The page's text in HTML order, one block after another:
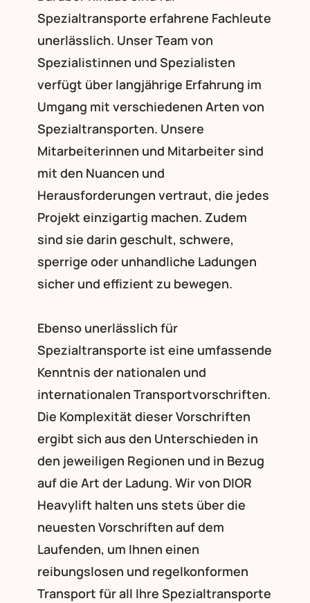
Spezialtransporte erfahrene Fachleute
unerlässlich. Unser Team von
Spezialistinnen und Spezialisten
verfügt über langjährige Erfahrung im
Umgang mit verschiedenen Arten von
Spezialtransporten. Unsere
Mitarbeiterinnen und Mitarbeiter sind
mit den Nuancen und
Herausforderungen vertraut, die jedes
Projekt einzigartig machen. Zudem
sind sie darin geschult, schwere,
sperrige oder unhandliche Ladungen
sicher und effizient zu bewegen.
Ebenso unerlässlich für
Spezialtransporte ist eine umfassende
Kenntnis der nationalen und
internationalen Transportvorschriften.
Die Komplexität dieser Vorschriften
ergibt sich aus den Unterschieden in
den jeweiligen Regionen und in Bezug
auf die Art der Ladung. Wir von DIOR
Heavylift halten uns stets über die
neuesten Vorschriften auf dem
Laufenden, um Ihnen einen
reibungslosen und regelkonformen
Transport für all Ihre Spezialtransporte